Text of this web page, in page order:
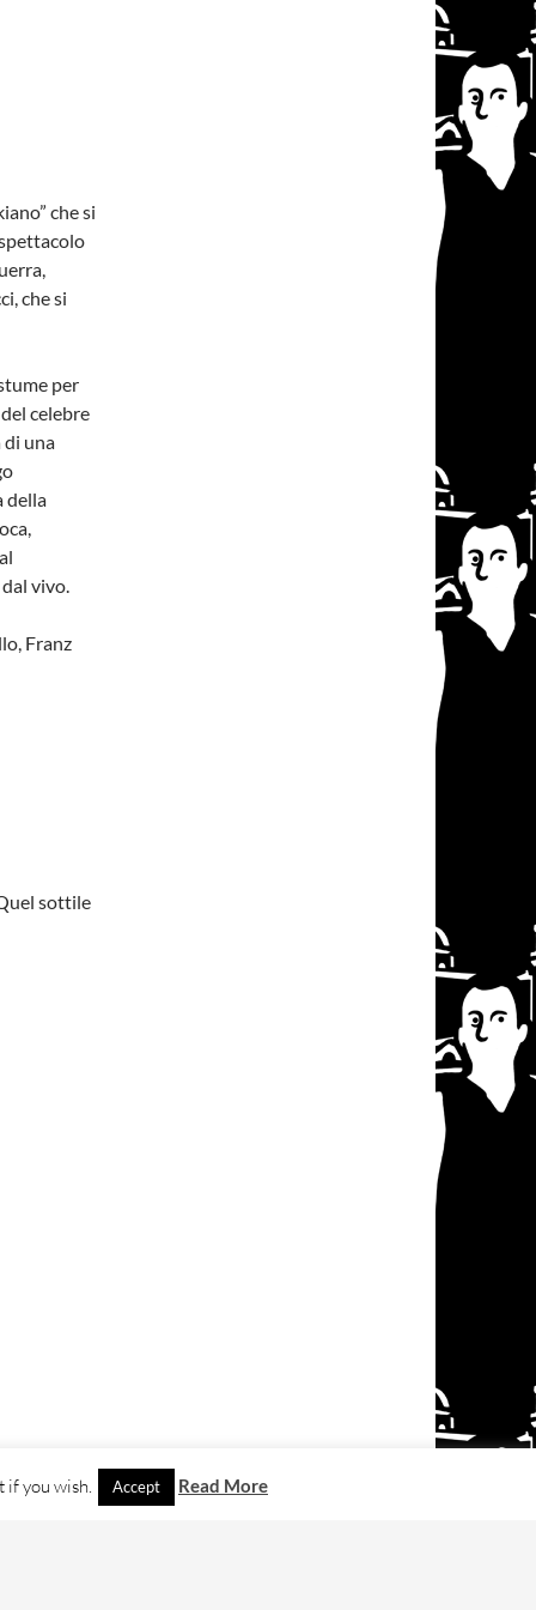
che si
che si
per
celebre
una
della
vivo.
Franz
sottile
if you wish. Accept Read More